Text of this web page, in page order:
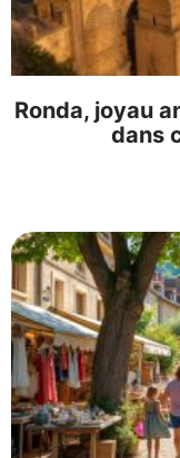
Ronda, joyau
dans